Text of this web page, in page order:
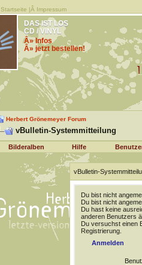
Startseite |Â Impressum
DAS IST LOS
CD / VINYL
Â» Infos
Â» jetzt bestellen!
Herbert Grönemeyer Forum
vBulletin-Systemmitteilung
Bilderalben Hilfe
vBulletin-
Du bist nicht
Du bist nicht
Du hast keine
anderen Benutzers
Du versuchst einen
Registrierung.
Anmelden